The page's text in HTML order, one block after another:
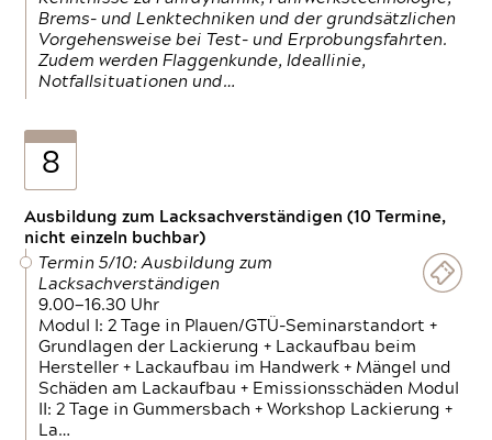
Brems- und Lenktechniken und der grundsätzlichen
Vorgehensweise bei Test- und Erprobungsfahrten.
Zudem werden Flaggenkunde, Ideallinie,
Notfallsituationen und…
8
Ausbildung zum Lacksachverständigen (10 Termine,
nicht einzeln buchbar)
Termin 5/10: Ausbildung zum
Lacksachverständigen
9.00—16.30 Uhr
Modul I: 2 Tage in Plauen/GTÜ-Seminarstandort +
Grundlagen der Lackierung + Lackaufbau beim
Hersteller + Lackaufbau im Handwerk + Mängel und
Schäden am Lackaufbau + Emissionsschäden Modul
II: 2 Tage in Gummersbach + Workshop Lackierung +
La…